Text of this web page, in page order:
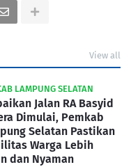
View all
LAMPUNG SELATAN
Jalan RA Basyid
Dimulai, Pemkab
Selatan Pastikan
Warga Lebih
dan Nyaman